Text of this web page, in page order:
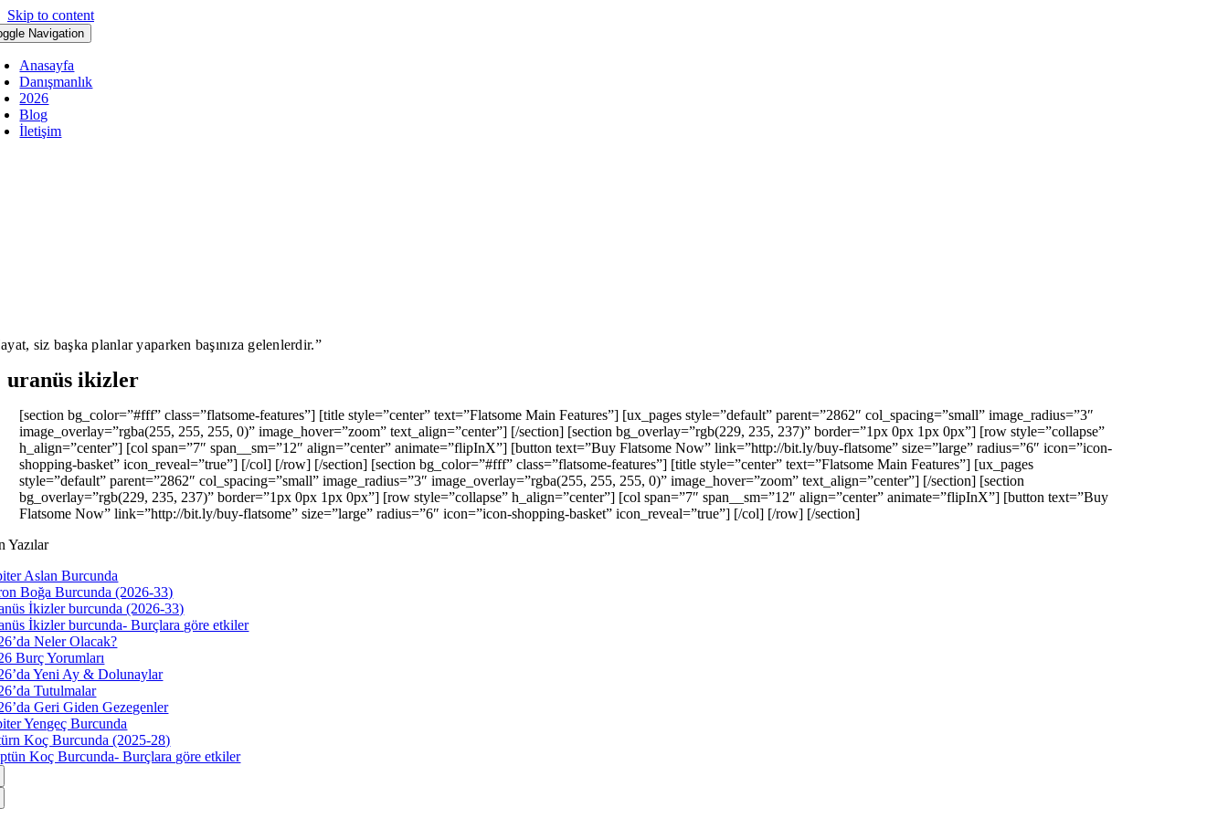
Skip to content
Navigation
Anasayfa
Danışmanlık
2026
Blog
İletişim
siz başka planlar yaparken başınıza gelenlerdir.”
uranüs ikizler
[section bg_color=”#fff” class=”flatsome-features”] [title style=”center” text=”Flatsome Main Features”] [ux_pages style=”default” parent=”2862″ col_spacing=”small” image_radius=”3″
image_overlay=”rgba(255, 255, 255, 0)” image_hover=”zoom” text_align=”center”] [/section] [section bg_overlay=”rgb(229, 235, 237)” border=”1px 0px 1px 0px”] [row style=”collapse”
h_align=”center”] [col span=”7″ span__sm=”12″ align=”center” animate=”flipInX”] [button text=”Buy Flatsome Now” link=”http://bit.ly/buy-flatsome” size=”large” radius=”6″ icon=”icon-
shopping-basket” icon_reveal=”true”] [/col] [/row] [/section] [section bg_color=”#fff” class=”flatsome-features”] [title style=”center” text=”Flatsome Main Features”] [ux_pages
style=”default” parent=”2862″ col_spacing=”small” image_radius=”3″ image_overlay=”rgba(255, 255, 255, 0)” image_hover=”zoom” text_align=”center”] [/section] [section
bg_overlay=”rgb(229, 235, 237)” border=”1px 0px 1px 0px”] [row style=”collapse” h_align=”center”] [col span=”7″ span__sm=”12″ align=”center” animate=”flipInX”] [button text=”Buy
Flatsome Now” link=”http://bit.ly/buy-flatsome” size=”large” radius=”6″ icon=”icon-shopping-basket” icon_reveal=”true”] [/col] [/row] [/section]
Yazılar
Aslan Burcunda
Boğa Burcunda (2026-33)
İkizler burcunda (2026-33)
İkizler burcunda- Burçlara göre etkiler
Neler Olacak?
Burç Yorumları
Yeni Ay & Dolunaylar
Tutulmalar
Geri Giden Gezegenler
Yengeç Burcunda
Koç Burcunda (2025-28)
Koç Burcunda- Burçlara göre etkiler